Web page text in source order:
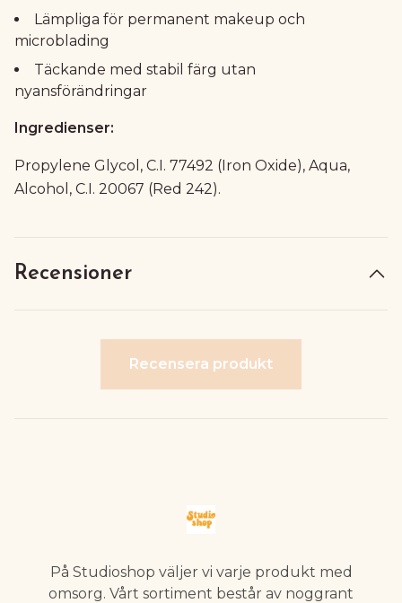
Lämpliga för permanent makeup och
microblading
Täckande med stabil färg utan
nyansförändringar
Ingredienser:
Propylene Glycol, C.I. 77492 (Iron Oxide), Aqua,
Alcohol, C.I. 20067 (Red 242).
Recensioner
Recensera produkt
På Studioshop väljer vi varje produkt med
omsorg. Vårt sortiment består av noggrant